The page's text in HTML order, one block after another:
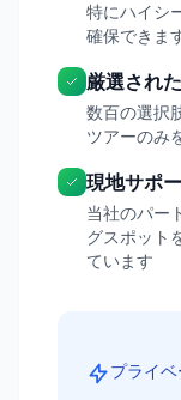
特にハイシ
確保できま
厳選され
数百の選択
ツアーのみ
現地サポ
当社のパー
グスポット
ています
プライ